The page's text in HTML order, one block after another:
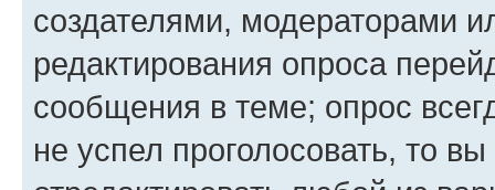
создателями, модераторами
редактирования опроса
сообщения в теме; опрос
не успел проголосовать, то